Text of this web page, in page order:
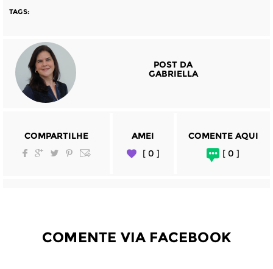
TAGS:
POST DA
GABRIELLA
COMPARTILHE
AMEI
[ 0 ]
COMENTE AQUI
[ 0 ]
COMENTE VIA FACEBOOK